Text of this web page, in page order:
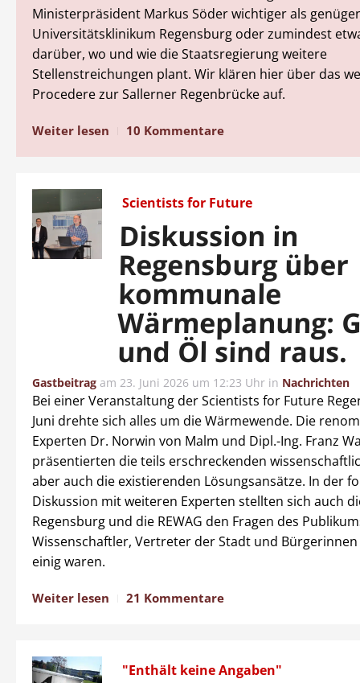
Ministerpräsident Markus Söder wichtiger als
Universitätsklinikum Regensburg oder zumindest
darüber, wo und wie die Staatsregierung weitere
Stellenstreichungen plant. Wir klären hier über das
Procedere zur Sallerner Regenbrücke auf.
Weiter lesen 10 Kommentare
Scientists for Future
Diskussion in
Regensburg über
kommunale
Wärmeplanung:
und Öl sind raus.
Gastbeitrag am 23. Juni 2026 um 12:23 Uhr in Nachrichten
Bei einer Veranstaltung der Scientists for Future
Juni drehte sich alles um die Wärmewende. Die
Experten Dr. Norwin von Malm und Dipl.-Ing. Franz
präsentierten die teils erschreckenden
aber auch die existierenden Lösungsansätze. In der
Diskussion mit weiteren Experten stellten sich auch
Regensburg und die REWAG den Fragen des
Wissenschaftler, Vertreter der Stadt und
einig waren.
Weiter lesen 21 Kommentare
"Enthält keine Angaben"